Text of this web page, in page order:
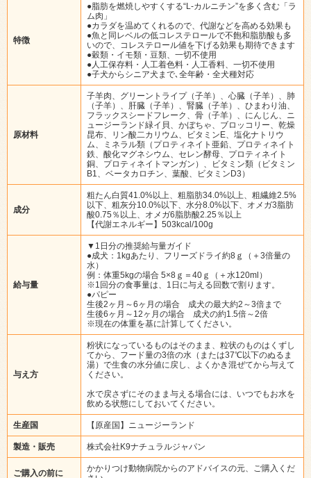
特徴
●脂肪を燃焼しやすくする“L-カルニチン”を多く含む「ラ
ム肉」
●カラダを温めてくれるので、代謝などを高める効果も
●魚と同レベルの低コレステロールで不飽和脂肪酸も多
いので、コレステロール値を下げる効果も期待できます
●穀類・イモ類・豆類、一切不使用
●人工保存料・人工着色料・人工香料、一切不使用
●子犬からシニア犬まで､全年齢・全犬種対応
原材料
子羊肉、グリーントライプ（子羊）、心臓（子羊）、肺
（子羊）、肝臓（子羊）、腎臓（子羊）、ひまわり油、
フラックスシードフレーク、骨（子羊）、にんじん、ニ
ュージーランド緑イ貝、かぼちゃ、ブロッコリー、乾燥
昆布、リン酸二カリウム、ビタミンE、塩化ナトリウ
ム、ミネラル類（プロティネイト亜鉛、プロティネイト
鉄、酸化マグネシウム、セレン酵母、プロティネイト
銅、プロティネイトマンガン）、ビタミン類（ビタミン
B1、ベータカロチン、葉酸、ビタミンD3）
成分
粗たん白質41.0%以上、粗脂肪34.0%以上、粗繊維2.5%
以下、粗灰分10.0%以下、水分8.0%以下、オメガ3脂肪
酸0.75％以上、オメガ6脂肪酸2.25％以上
【代謝エネルギー】503kcal/100g
給与量
▼1日分の推奨給与量ガイド
●成犬：1kgあたり、フリーズドライ約8ｇ（＋3倍量の
水）
例：体重5kgの場合 5×8ｇ＝40ｇ（＋水120ml）
※1回分の食事量は、1日に与える回数で割ります。
●パピー
生後2ヶ月～6ヶ月の場合 成犬の最大約2～3倍まで
生後6ヶ月～12ヶ月の場合 成犬の約1.5倍～2倍
※現在の体重を基に計算してください。
与え方
粉状になっているものはそのまま、粒状のものはくずし
てから、フード量の3倍の水（または37℃以下のぬるま
湯）で生食の水分値に戻し、よくかき混ぜてから与えて
ください。
水で戻さずにそのまま与える場合には、いつでもお水を
飲める状態にしておいてください。
生産国 【原産国】ニュージーランド
製造・販売 株式会社K9ナチュラルジャパン
ご購入の前に
かかりつけ動物病院からのアドバイスの元、ご購入くだ